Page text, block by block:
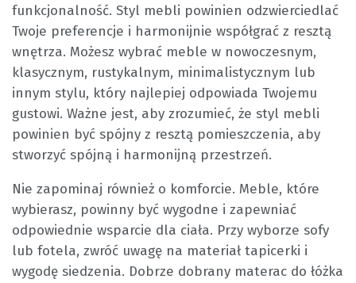
funkcjonalność. Styl mebli powinien odzwierciedlać
Twoje preferencje i harmonijnie współgrać z resztą
wnętrza. Możesz wybrać meble w nowoczesnym,
klasycznym, rustykalnym, minimalistycznym lub
innym stylu, który najlepiej odpowiada Twojemu
gustowi. Ważne jest, aby zrozumieć, że styl mebli
powinien być spójny z resztą pomieszczenia, aby
stworzyć spójną i harmonijną przestrzeń.
Nie zapominaj również o komforcie. Meble, które
wybierasz, powinny być wygodne i zapewniać
odpowiednie wsparcie dla ciała. Przy wyborze sofy
lub fotela, zwróć uwagę na materiał tapicerki i
wygodę siedzenia. Dobrze dobrany materac do łóżka